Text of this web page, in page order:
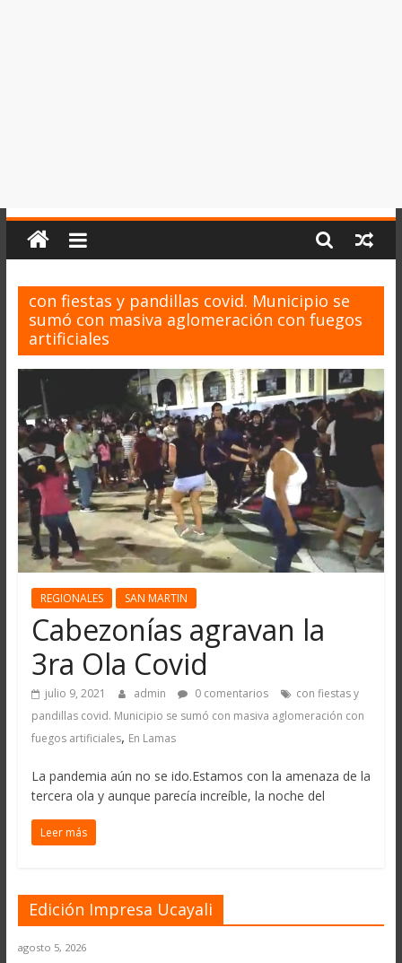
con fiestas y pandillas covid. Municipio se
sumó con masiva aglomeración con fuegos
artificiales
REGIONALES SAN MARTIN
Cabezonías agravan la
3ra Ola Covid
julio 9, 2021 admin 0 comentarios
con fiestas y
pandillas covid. Municipio se sumó con masiva aglomeración con
fuegos artificiales, En Lamas
La pandemia aún no se ido.Estamos con la amenaza de la
tercera ola y aunque parecía increíble, la noche del
Leer más
Edición Impresa Ucayali
agosto 5, 2026